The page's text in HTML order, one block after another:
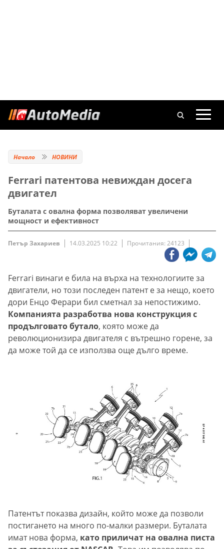
Начало НОВИНИ
Ferrari патентова невиждан досега
двигател
Буталата с овална форма позволяват увеличени
мощност и ефективност
Петър Захариев 14.03.2025 10:22 Прочитания: 24123
Ferrari винаги е била на върха на технологиите за
двигатели, но този последен патент е за нещо, което
дори Енцо Ферари бил сметнал за непостижимо.
Компанията разработва нова конструкция с
продълговато бутало, която може да
революционизира двигателя с вътрешно горене, за
да може той да се използва още дълго време.
Патентът показва дизайн, който може да позволи
постигането на много по-малки размери. Буталата
имат нова форма, като приличат на овална писта